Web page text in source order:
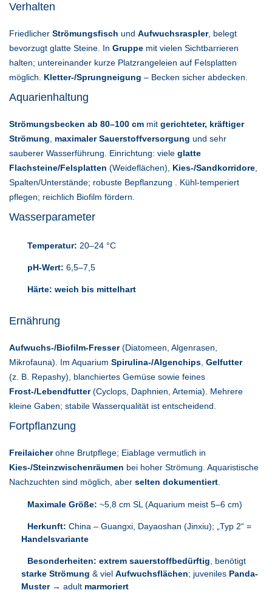
Verhalten
Friedlicher Strömungsfisch und Aufwuchsraspler, belegt
bevorzugt glatte Steine. In Gruppe mit vielen Sichtbarrieren
halten; untereinander kurze Platzrangeleien auf Felsplatten
möglich. Kletter-/Sprungneigung – Becken sicher abdecken.
Aquarienhaltung
Strömungsbecken ab 80–100 cm mit gerichteter, kräftiger
Strömung, maximaler Sauerstoffversorgung und sehr
sauberer Wasserführung. Einrichtung: viele glatte
Flachsteine/Felsplatten (Weideflächen), Kies-/Sandkorridore,
Spalten/Unterstände; robuste Bepflanzung . Kühl-temperiert
pflegen; reichlich Biofilm fördern.
Wasserparameter
Temperatur: 20–24 °C
pH-Wert: 6,5–7,5
Härte: weich bis mittelhart
Ernährung
Aufwuchs-/Biofilm-Fresser(Diatomeen, Algenrasen,
Mikrofauna). Im Aquarium Spirulina-/Algenchips, Gelfutter
(z. B. Repashy), blanchiertes Gemüse sowie feines
Frost-/Lebendfutter(Cyclops, Daphnien, Artemia). Mehrere
kleine Gaben; stabile Wasserqualität ist entscheidend.
Fortpflanzung
Freilaicherohne Brutpflege; Eiablage vermutlich in
Kies-/Steinzwischenräumen bei hoher Strömung. Aquaristische
Nachzuchten sind möglich, aber selten dokumentiert.
Maximale Größe: ~5,8 cm SL (Aquarium meist 5–6 cm)
Herkunft: China – Guangxi, Dayaoshan (Jinxiu); „Typ 2“ =
Handelsvariante
Besonderheiten: extrem sauerstoffbedürftig, benötigt
starke Strömung & viel Aufwuchsflächen; juveniles Panda-
Muster→ adult marmoriert